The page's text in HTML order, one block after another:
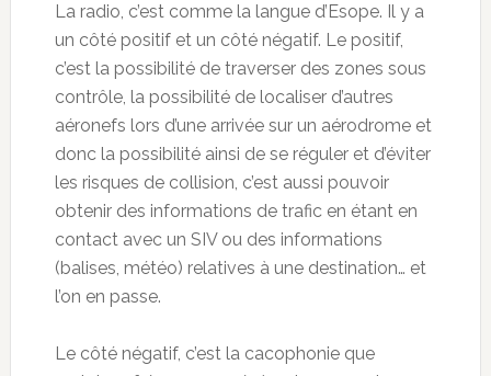
La radio, c’est comme la langue d’Esope. Il y a
un côté positif et un côté négatif. Le positif,
c’est la possibilité de traverser des zones sous
contrôle, la possibilité de localiser d’autres
aéronefs lors d’une arrivée sur un aérodrome et
donc la possibilité ainsi de se réguler et d’éviter
les risques de collision, c’est aussi pouvoir
obtenir des informations de trafic en étant en
contact avec un SIV ou des informations
(balises, météo) relatives à une destination… et
l’on en passe.
Le côté négatif, c’est la cacophonie que